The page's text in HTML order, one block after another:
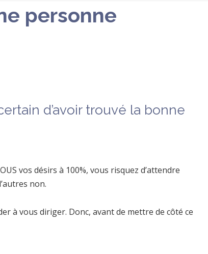
personne
d’avoir trouvé la bonne
vos désirs à 100%, vous risquez d’attendre
non.
à vous diriger. Donc, avant de mettre de côté ce